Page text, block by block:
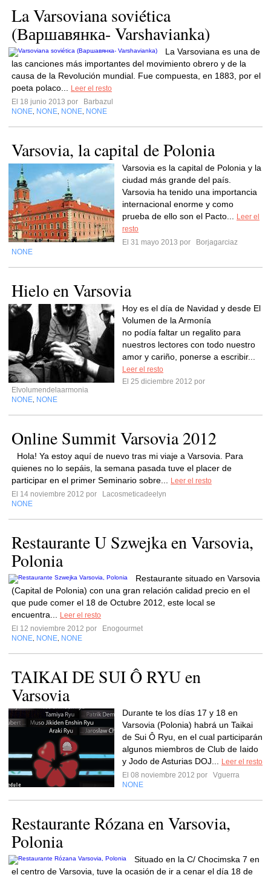
La Varsoviana soviética
(Варшавянка- Varshavianka)
La Varsoviana es una de
las canciones más importantes del movimiento obrero y de la
causa de la Revolución mundial. Fue compuesta, en 1883, por el
poeta polaco...
Leer el resto
El 18 junio 2013 por
Barbazul
NONE NONE NONE NONE
Varsovia, la capital de Polonia
Varsovia es la capital de Polonia y la
ciudad más grande del país.
Varsovia ha tenido una importancia
internacional enorme y como
prueba de ello son el Pacto...
Leer el
resto
El 31 mayo 2013 por
Borjagarciaz
NONE
Hielo en Varsovia
Hoy es el día de Navidad y desde El
Volumen de la Armonía
no podía faltar un regalito para
nuestros lectores con todo nuestro
amor y cariño, ponerse a escribir...
Leer el resto
El 25 diciembre 2012 por
Elvolumendelaarmonia
NONE NONE
Online Summit Varsovia 2012
Hola! Ya estoy aquí de nuevo tras mi viaje a Varsovia. Para
quienes no lo sepáis, la semana pasada tuve el placer de
participar en el primer Seminario sobre...
Leer el resto
El 14 noviembre 2012 por
Lacosmeticadeelyn
NONE
Restaurante U Szwejka en Varsovia,
Polonia
Restaurante situado en Varsovia
(Capital de Polonia) con una gran relación calidad precio en el
que pude comer el 18 de Octubre 2012, este local se
encuentra...
Leer el resto
El 12 noviembre 2012 por
Enogourmet
NONE NONE NONE
TAIKAI DE SUI Ô RYU en
Varsovia
Durante te los días 17 y 18 en
Varsovia (Polonia) habrá un Taikai
de Sui Ô Ryu, en el cual participarán
algunos miembros de Club de Iaido
y Jodo de Asturias DOJ...
Leer el resto
El 08 noviembre 2012 por
Vguerra
NONE
Restaurante Rózana en Varsovia,
Polonia
Situado en la C/ Chocimska 7 en
el centro de Varsovia, tuve la ocasión de ir a cenar el día 18 de